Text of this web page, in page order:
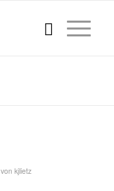
von kjlietz